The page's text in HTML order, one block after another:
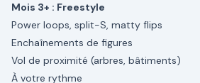
Mois 3+ : Freestyle
Power loops, split-S, matty flips
Enchaînements de figures
Vol de proximité (arbres, bâtiments)
À votre rythme